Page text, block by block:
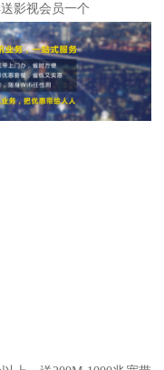
影视会员一个